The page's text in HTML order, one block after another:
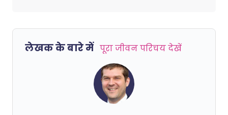
लेखक के बारे में पूरा जीवन परिचय देखें